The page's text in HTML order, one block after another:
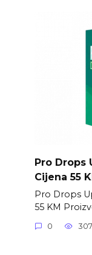
Pro Drops
Cijena 55
Pro Drops
55 KM
0 307